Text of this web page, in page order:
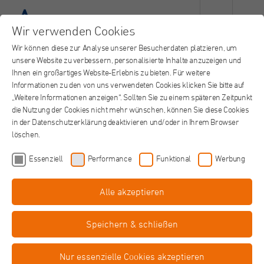
Facharzt (m/w/d) Anästhesiologie und
Intensivmedizin
in Vollzeit
Johanna Etienne Krankenhaus, Neuss
Job teilen
Wir verwenden Cookies
Wir können diese zur Analyse unserer Besucherdaten platzieren, um
unsere Website zu verbessern, personalisierte Inhalte anzuzeigen und
Ihnen ein großartiges Website-Erlebnis zu bieten. Für weitere
Informationen zu den von uns verwendeten Cookies klicken Sie bitte auf
„Weitere Informationen anzeigen“. Sollten Sie zu einem späteren Zeitpunkt
die Nutzung der Cookies nicht mehr wünschen, können Sie diese Cookies
in der Datenschutzerklärung deaktivieren und/oder in Ihrem Browser
löschen.
Essenziell Performance Funktional Werbung
Alle akzeptieren
Speichern & schließen
Nur essenzielle Cookies akzeptieren